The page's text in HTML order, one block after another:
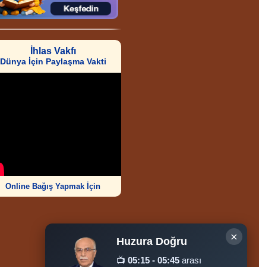
İhlas Vakfı
Dünya İçin Paylaşma Vakti
Online Bağış Yapmak İçin
Ziyaretçi Sayısı
252.007.910
×
Huzura Doğru
📺 05:15 - 05:45 arası